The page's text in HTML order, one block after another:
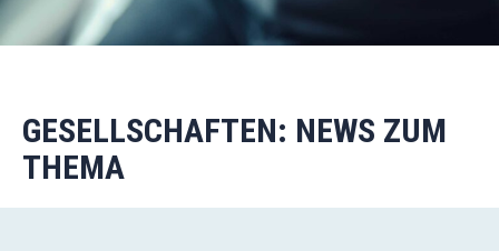
GESELLSCHAFTEN: NEWS ZUM
THEMA